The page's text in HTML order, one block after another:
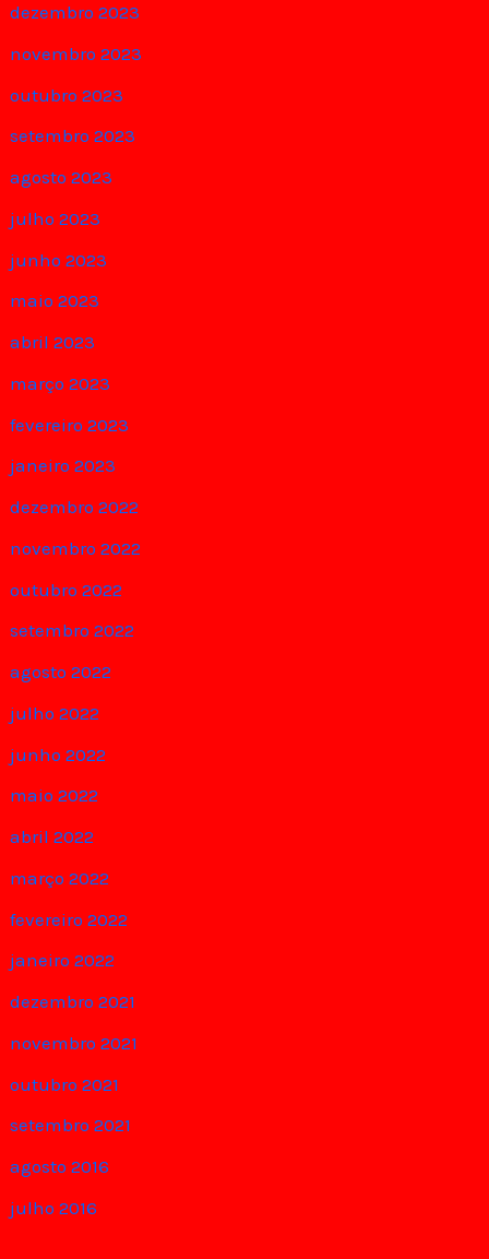
dezembro 2023
novembro 2023
outubro 2023
setembro 2023
agosto 2023
julho 2023
junho 2023
maio 2023
abril 2023
março 2023
fevereiro 2023
janeiro 2023
dezembro 2022
novembro 2022
outubro 2022
setembro 2022
agosto 2022
julho 2022
junho 2022
maio 2022
abril 2022
março 2022
fevereiro 2022
janeiro 2022
dezembro 2021
novembro 2021
outubro 2021
setembro 2021
agosto 2016
julho 2016